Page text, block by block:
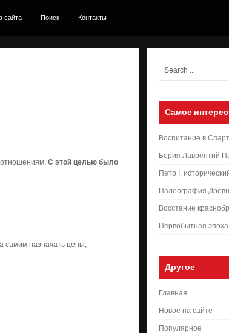
сайта Поиск Контакты
С этой целью было
самим назначать цены;
Самое
Воспитание в
Берия Лаврентий
Петр I,
Палеография
Восстание
Первобытная
Другое
Главная
Новое на сайте
Популярное